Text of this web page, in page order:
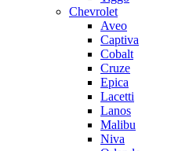
Chevrolet
Aveo
Captiva
Cobalt
Cruze
Epica
Lacetti
Lanos
Malibu
Niva